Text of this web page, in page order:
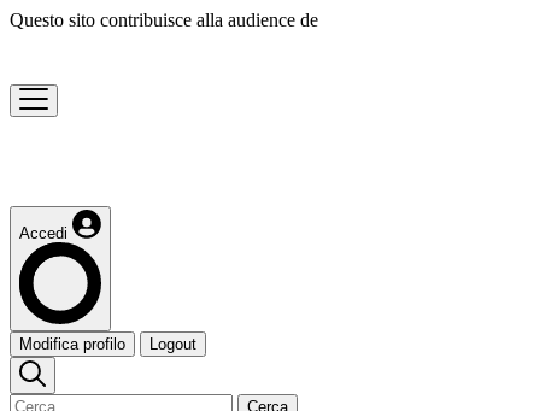
Questo sito contribuisce alla audience de
Accedi
Modifica profilo Logout
Cerca